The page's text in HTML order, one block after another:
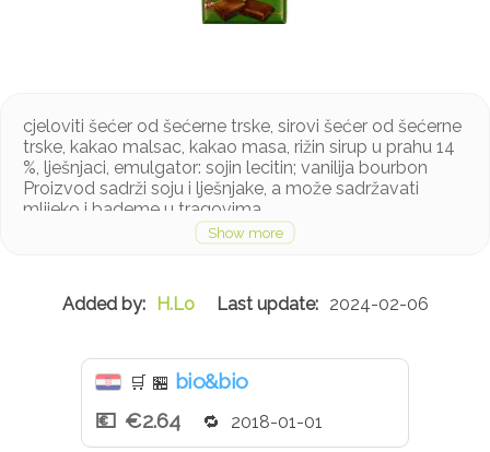
cjeloviti šećer od šećerne trske, sirovi šećer od šećerne
trske, kakao malsac, kakao masa, rižin sirup u prahu 14
%, lješnjaci, emulgator: sojin lecitin; vanilija bourbon
Proizvod sadrži soju i lješnjake, a može sadržavati
mlijeko i bademe u tragovima
H.Lo 2024-02-06
🛒 🏪 bio&bio
€2.64
2018-01-01